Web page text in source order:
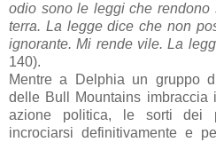
odio sono le leggi che rendono
terra. La legge dice che non
ignorante. Mi rende vile. La
140).
Mentre a Delphia un gruppo
delle Bull Mountains
azione politica, le sorti dei
incrociarsi definitivamente e